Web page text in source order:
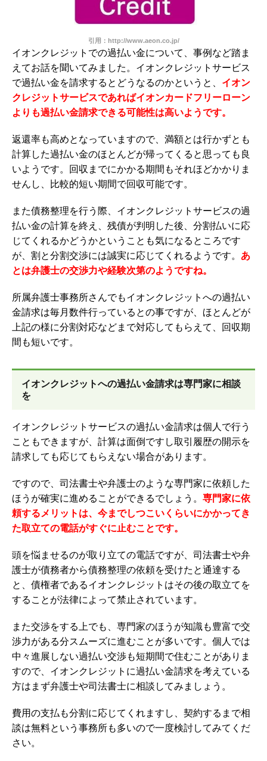
引用：http://www.aeon.co.jp/
イオンクレジットでの過払い金について、事例など踏ま
えてお話を聞いてみました。イオンクレジットサービス
で過払い金を請求するとどうなるのかというと、 イオン
クレジットサービスであればイオンカードフリーローン
よりも過払い金請求できる可能性は高いようです。
返還率も高めとなっていますので、満額とは行かずとも
計算した過払い金のほとんどが帰ってくると思っても良
いようです。回収までにかかる期間もそれほどかかりま
せんし、比較的短い期間で回収可能です。
また債務整理を行う際、イオンクレジットサービスの過
払い金の計算を終え、残債が判明した後、分割払いに応
じてくれるかどうかということも気になるところです
が、割と分割交渉には誠実に応じてくれるようです。 あ
とは弁護士の交渉力や経験次第のようですね。
所属弁護士事務所さんでもイオンクレジットへの過払い
金請求は毎月数件行っているとの事ですが、ほとんどが
上記の様に分割対応などまで対応してもらえて、回収期
間も短いです。
イオンクレジットへの過払い金請求は専門家に相談
を
イオンクレジットサービスの過払い金請求は個人で行う
こともできますが、計算は面倒ですし取引履歴の開示を
請求しても応じてもらえない場合があります。
ですので、司法書士や弁護士のような専門家に依頼した
ほうが確実に進めることができるでしょう。 専門家に依
頼するメリットは、今までしつこいくらいにかかってき
た取立ての電話がすぐに止むことです。
頭を悩ませるのが取り立ての電話ですが、司法書士や弁
護士が債務者から債務整理の依頼を受けたと通達する
と、債権者であるイオンクレジットはその後の取立てを
することが法律によって禁止されています。
また交渉をする上でも、専門家のほうが知識も豊富で交
渉力がある分スムーズに進むことが多いです。個人では
中々進展しない過払い交渉も短期間で住むことがありま
すので、イオンクレジットに過払い金請求を考えている
方はまず弁護士や司法書士に相談してみましょう。
費用の支払も分割に応じてくれますし、契約するまで相
談は無料という事務所も多いので一度検討してみてくだ
さい。